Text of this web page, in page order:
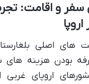
و اقامت:
های اصلی
بودن هزینه های
اروپای